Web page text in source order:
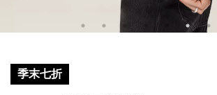
季末七折